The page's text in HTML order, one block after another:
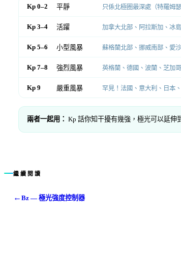
Kp 0–2 平靜 只係北極圈最深處（特羅姆
Kp 3–4 活躍 加拿大北部、阿拉斯加、冰
Kp 5–6 小型風暴 蘇格蘭北部、挪威南部、愛
Kp 7–8 強烈風暴 英格蘭、德國、波蘭、芝加
Kp 9 嚴重風暴 罕見！法國、意大利、日本
兩者一起用： Kp 話你知干擾有幾強，極光可以延伸
繼續閱讀
← Bz — 極光強度控制器